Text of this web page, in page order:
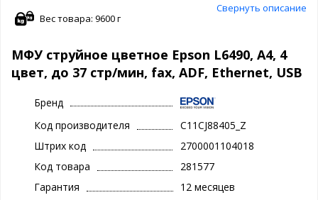
Свернуть описание
Вес товара: 9600 г
МФУ струйное цветное Epson L6490, A4, 4
цвет, до 37 стр/мин, fax, ADF, Ethernet, USB
Бренд
Код производителя
C11CJ88405_Z
Штрих код
2700001104018
Код товара
281577
Гарантия
12 месяцев